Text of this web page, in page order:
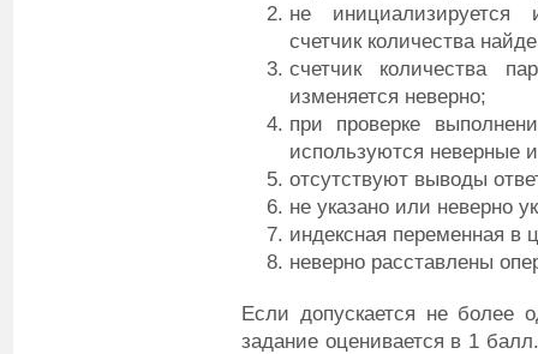
не инициализируется
счетчик количества
счетчик количества
изменяется неверно;
при проверке
используются неверные
отсутствуют выводы
не указано или неверно
индексная переменная в
неверно расставлены
Если допускается не более
задание оценивается в 1